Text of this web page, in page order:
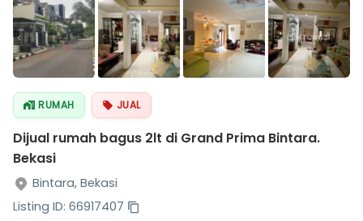
RUMAH JUAL
Dijual rumah bagus 2lt di Grand Prima Bintara.
Bekasi
Bintara, Bekasi
Listing ID: 66917407